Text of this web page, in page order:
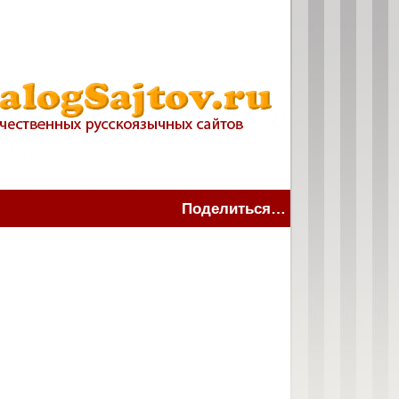
Поделиться…